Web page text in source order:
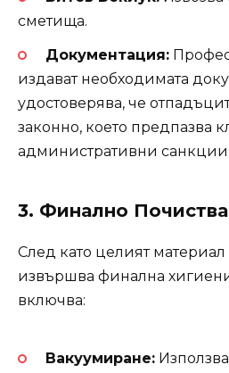
сметища.
Документация:
издават необходимата
удостоверява, че
законно, което предпазва
административни санкции.
3. Финално
След като целият материал
извършва финална
включва:
Вакуумиране: